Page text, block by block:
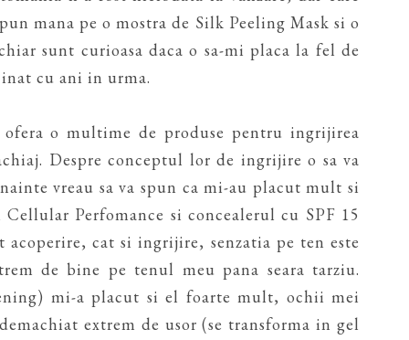
mana pe o mostra de Silk Peeling Mask si o
sunt curioasa daca o sa-mi placa la fel de
cu ani in urma.
ofera o multime de produse pentru ingrijirea
Despre conceptul lor de ingrijire o sa va
vreau sa va spun ca mi-au placut mult si
Perfomance si concealerul cu SPF 15
cat si ingrijire, senzatia pe ten este
de bine pe tenul meu pana seara tarziu.
mi-a placut si el foarte mult, ochii mei
extrem de usor (se transforma in gel